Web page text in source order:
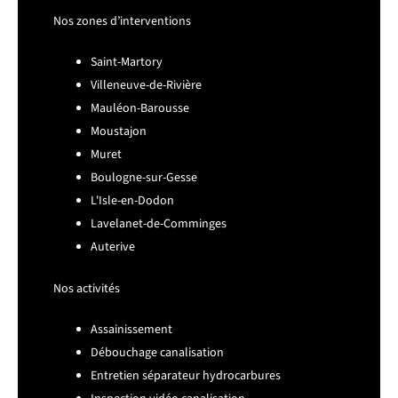
Nos zones d’interventions
Saint-Martory
Villeneuve-de-Rivière
Mauléon-Barousse
Moustajon
Muret
Boulogne-sur-Gesse
L'Isle-en-Dodon
Lavelanet-de-Comminges
Auterive
Nos activités
Assainissement
Débouchage canalisation
Entretien séparateur hydrocarbures